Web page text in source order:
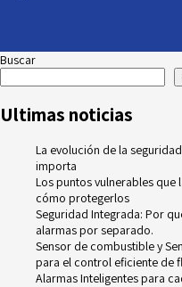
Buscar
Ultimas noticias
La evolución de la
importa
Los puntos vulnerables
cómo protegerlos
Seguridad Integrada: Por
alarmas por separado.
Sensor de combustible y
para el control eficiente de
Alarmas Inteligentes para